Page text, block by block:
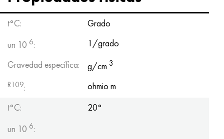
t°C:
Grado
un 10 6:
1/grado
Gravedad específica:
g/cm 3
R109:
ohmio m
t°C:
20°
un 10 6:
Hastelloy C-276
Hastelloy x
udimet 500
udimet 720
40XFA, 1.7223, AISI 4142
A40G, 44smn28, 1.0762, 46s20